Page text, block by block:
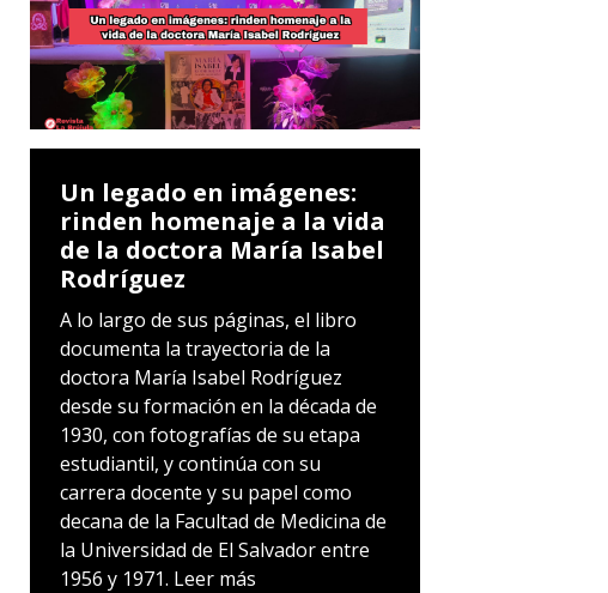
Un legado en imágenes:
rinden homenaje a la vida
de la doctora María Isabel
Rodríguez
A lo largo de sus páginas, el libro
documenta la trayectoria de la
doctora María Isabel Rodríguez
desde su formación en la década de
1930, con fotografías de su etapa
estudiantil, y continúa con su
carrera docente y su papel como
decana de la Facultad de Medicina de
la Universidad de El Salvador entre
1956 y 1971. Leer más